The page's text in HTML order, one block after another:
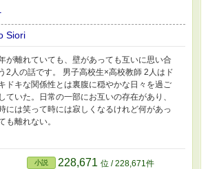
Siori
が離れていても、壁があっても互いに思い合
う2人の話です。 男子高校生×高校教師 2人はド
ドキな関係性とは裏腹に穏やかな日々を過ご
していた。日常の一部にお互いの存在があり、
には笑って時には寂しくなるけれど何があっ
も離れない。
小説 228,671 位 / 228,671件